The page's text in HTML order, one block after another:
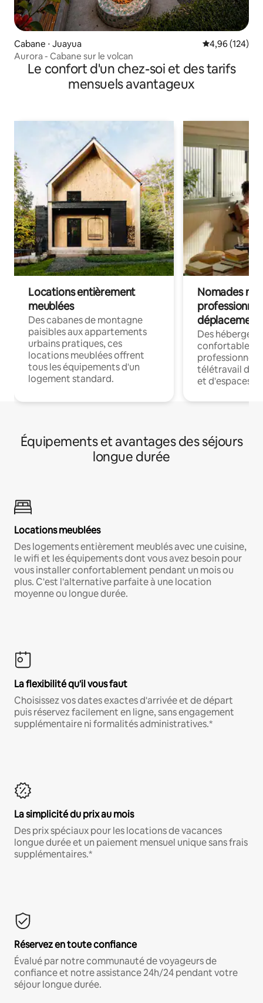
Cabane ⋅ Juayua Évaluation
4,96 (124)
Aurora - Cabane sur le volcan
Le confort d'un chez-soi et des tarifs
mensuels avantageux
Locations entièrement
meublées
Des cabanes de montagne
paisibles aux appartements
urbains pratiques, ces
locations meublées offrent
tous les équipements d'un
logement standard.
Nomades
déplacement
Des
confortables
professionnels
télétravail
et d'espaces
Équipements et avantages des séjours
longue durée
Locations meublées
Des logements entièrement meublés avec une cuisine,
le wifi et les équipements dont vous avez besoin pour
vous installer confortablement pendant un mois ou
plus. C'est l'alternative parfaite à une location
moyenne ou longue durée.
La flexibilité qu'il vous faut
Choisissez vos dates exactes d'arrivée et de départ
puis réservez facilement en ligne, sans engagement
supplémentaire ni formalités administratives.*
La simplicité du prix au mois
Des prix spéciaux pour les locations de vacances
longue durée et un paiement mensuel unique sans frais
supplémentaires.*
Réservez en toute confiance
Évalué par notre communauté de voyageurs de
confiance et notre assistance 24h/24 pendant votre
séjour longue durée.